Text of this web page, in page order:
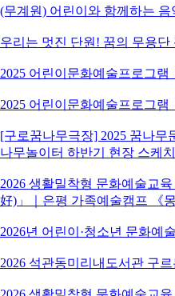
(무계원) 어린이와 함께하는
우리는 멋진 단원! 꿈의 무용단
2025 어린이문화예술프로그램
2025 어린이문화예술프로그램
[구로꿈나무극장] 2025 꿈나
나무놀이터 하반기 현장 스케치
2026 생활밀착형 문화예술교
好)」｜은평 가족예술캠프 《몽
2026년 어린이·청소년 문화예
2026 석관동미리내도서관 구